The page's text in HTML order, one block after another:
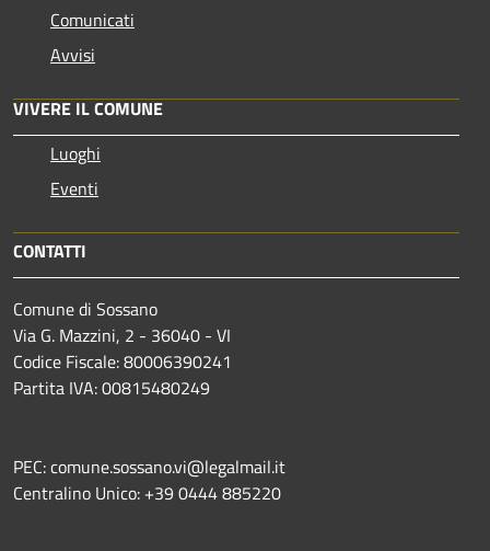
Comunicati
Avvisi
VIVERE IL COMUNE
Luoghi
Eventi
CONTATTI
Comune di Sossano
Via G. Mazzini, 2 - 36040 - VI
Codice Fiscale: 80006390241
Partita IVA: 00815480249
PEC: comune.sossano.vi@legalmail.it
Centralino Unico: +39 0444 885220